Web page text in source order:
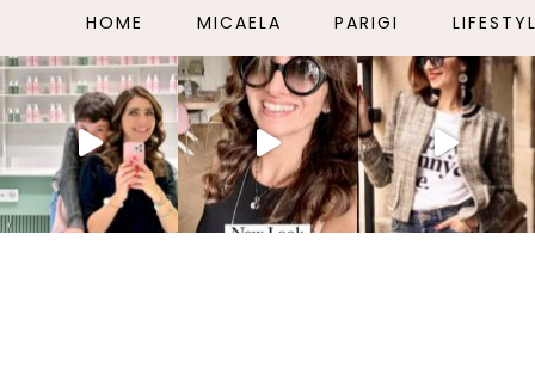
HOME MICAELA PARIGI